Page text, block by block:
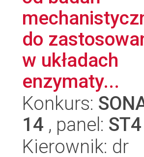
do
w układach
enzymaty...
Konkurs:
14 , panel: ST4
Kierownik: dr